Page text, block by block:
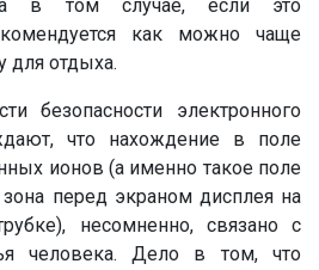
а в том случае, если это
как можно чаще
для отдыха.
безопасности электронного
что нахождение в поле
ионов (а именно такое поле
перед экраном дисплея на
несомненно, связано с
человека. Дело в том, что